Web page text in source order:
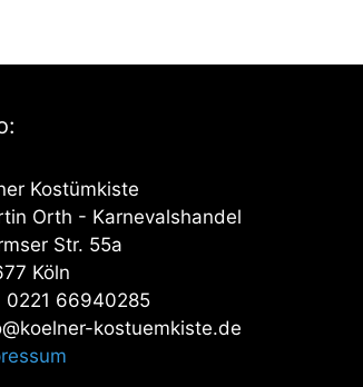
Kostümkiste
Orth - Karnevalshandel
Str. 55a
Köln
0221 66940285
kostuemkiste.de